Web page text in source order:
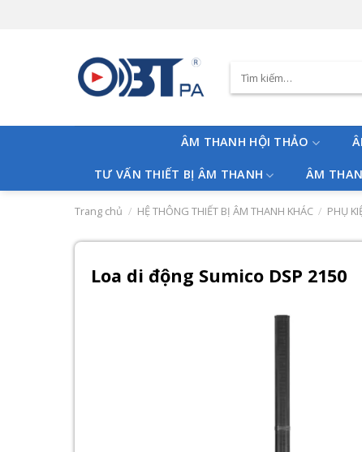
Tìm
kiếm:
ÂM THANH HỘI THẢO
TƯ VẤN THIẾT BỊ ÂM THANH ÂM
Trang chủ / HỆ THÔNG THIẾT BỊ ÂM THANH KHÁC / PHỤ
Loa di động Sumico DSP 2150